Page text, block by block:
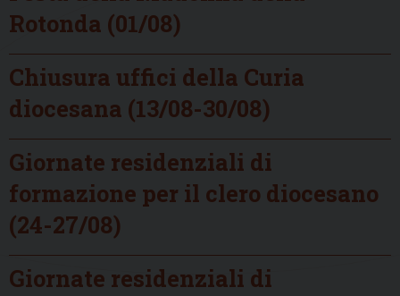
Rotonda (01/08)
Chiusura uffici della Curia
diocesana (13/08-30/08)
Giornate residenziali di
formazione per il clero diocesano
(24-27/08)
Giornate residenziali di